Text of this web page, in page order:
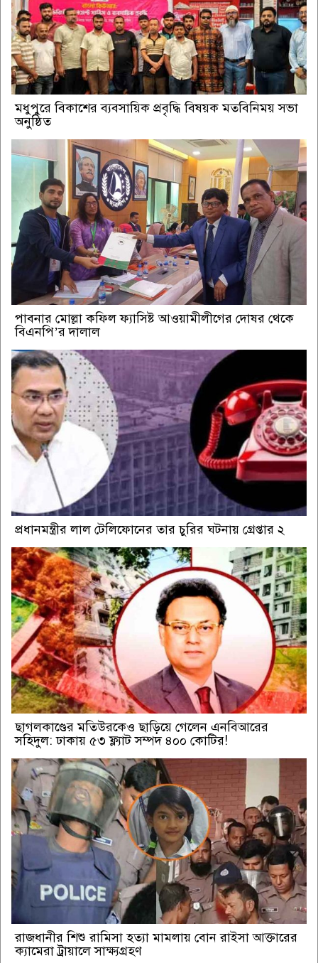
মধুপুরে বিকাশের ব্যবসায়িক প্রবৃদ্ধি বিষয়ক মতবিনিময় সভা
অনুষ্ঠিত
পাবনার মোল্লা কফিল ফ্যাসিষ্ট আওয়ামীলীগের দোষর থেকে
বিএনপি’র দালাল
প্রধানমন্ত্রীর লাল টেলিফোনের তার চুরির ঘটনায় গ্রেপ্তার ২
ছাগলকাণ্ডের মতিউরকেও ছাড়িয়ে গেলেন এনবিআরের
সহিদুল: ঢাকায় ৫৩ ফ্ল্যাট সম্পদ ৪০০ কোটির!
রাজধানীর শিশু রামিসা হত্যা মামলায় বোন রাইসা আক্তারের
ক্যামেরা ট্রায়ালে সাক্ষ্যগ্রহণ